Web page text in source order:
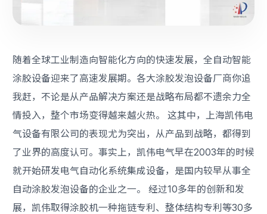
随着全球工业制造向智能化方向的快速发展， 全自动智能
涂胶设备迎来了高速发展期。各大涂胶发泡设备厂商你追
我赶，不论是从产品解决方案还是战略布局都不遗余力全
情投入，整个市场变得越来越火热。 这其中，上海凯伟电
气设备有限公司的表现尤为突出，从产品到战略，都得到
了业界的高度认可。事实上，凯伟电气早在2003年的时候
就开始研发电气自动化系统集成设备，是国内较早从事全
自动涂胶发泡设备的企业之一。 经过10多年的创新和发
展，凯伟取得涂胶机一种拖链专利、整体结构专利等30多